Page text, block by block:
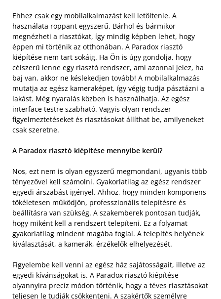
Ehhez csak egy mobilalkalmazást kell letöltenie. A
használata roppant egyszerű. Bárhol és bármikor
megnézheti a riasztókat, így mindig képben lehet, hogy
éppen mi történik az otthonában. A Paradox riasztó
kiépítése nem tart sokáig. Ha Ön is úgy gondolja, hogy
célszerű lenne egy riasztó rendszer, ami azonnal jelez, ha
baj van, akkor ne késlekedjen tovább! A mobilalkalmazás
mutatja az egész kameraképet, így végig tudja pásztázni a
lakást. Még nyaralás közben is használhatja. Az egész
interface testre szabható. Vagyis olyan rendszer
figyelmeztetéseket és riasztásokat állíthat be, amilyeneket
csak szeretne.
A Paradox riasztó kiépítése mennyibe kerül?
Nos, ezt nem is olyan egyszerű megmondani, ugyanis több
tényezővel kell számolni. Gyakorlatilag az egész rendszer
egyedi árszabást igényel. Ahhoz, hogy minden komponens
tökéletesen működjön, professzionális telepítésre és
beállításra van szükség. A szakemberek pontosan tudják,
hogy miként kell a rendszert telepíteni. Ez a folyamat
gyakorlatilag mindent magába foglal. A telepítés helyének
kiválasztását, a kamerák, érzékelők elhelyezését.
Figyelembe kell venni az egész ház sajátosságait, illetve az
egyedi kívánságokat is. A Paradox riasztó kiépítése
olyannyira precíz módon történik, hogy a téves riasztásokat
teljesen le tudják csökkenteni. A szakértők személyre